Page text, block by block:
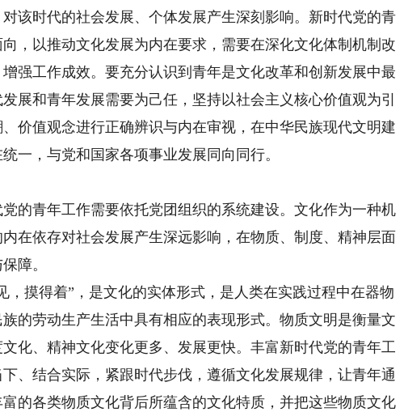
该时代的社会发展、个体发展产生深刻影响。新时代党的青
，以推动文化发展为内在要求，需要在深化文化体制机制改
强工作成效。要充分认识到青年是文化改革和创新发展中最
展和青年发展需要为己任，坚持以社会主义核心价值观为引
价值观念进行正确辨识与内在审视，在中华民族现代文明建
一，与党和国家各项事业发展同向同行。
青年工作需要依托党团组织的系统建设。文化作为一种机
在依存对社会发展产生深远影响，在物质、制度、精神层面
障。
摸得着”，是文化的实体形式，是人类在实践过程中在器物
的劳动生产生活中具有相应的表现形式。物质文明是衡量文
化、精神文化变化更多、发展更快。丰富新时代党的青年工
、结合实际，紧跟时代步伐，遵循文化发展规律，让青年通
的各类物质文化背后所蕴含的文化特质，并把这些物质文化